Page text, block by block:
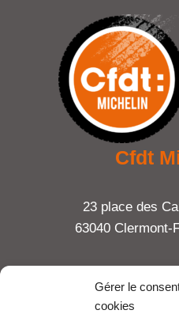
Gérer le
cookies
Cfdt
23 place des
63040 Clermont-
Tel : 06